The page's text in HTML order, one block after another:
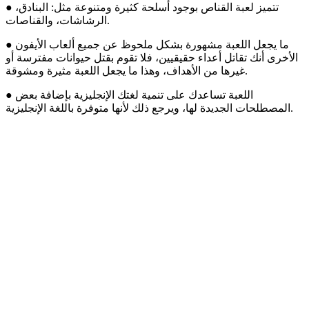
● تتميز لعبة القناص بوجود أسلحة كثيرة ومتنوعة مثل: البنادق،
الرشاشات، والقناصات.
● ما يجعل اللعبة مشهورة بشكل ملحوظ عن جميع ألعاب الأيفون
الأخرى أنك تقاتل أعداء حقيقيين، فلا تقوم بقتل حيوانات مفترسة أو
غيرها من الأهداف، وهذا ما يجعل اللعبة مثيرة ومشوقة.
● اللعبة تساعدك على تنمية لغتك الإنجليزية بإضافة بعض
المصطلحات الجديدة لها، ويرجع ذلك لأنها متوفرة باللغة الإنجليزية.